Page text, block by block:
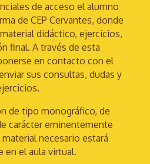
de acceso el alumno
de CEP Cervantes, donde
didáctico, ejercicios,
final. A través de esta
en contacto con el
sus consultas, dudas y
de tipo monográfico, de
carácter eminentemente
necesario estará
en el aula virtual.